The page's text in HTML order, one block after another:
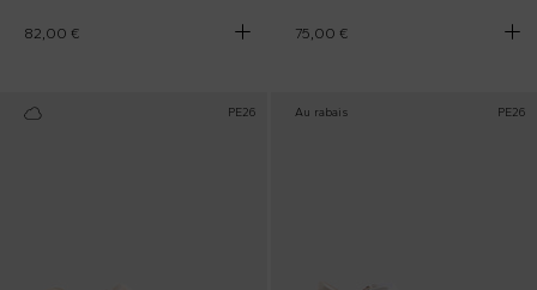
82,00 € 75,00 €
PE26 Au rabais PE26